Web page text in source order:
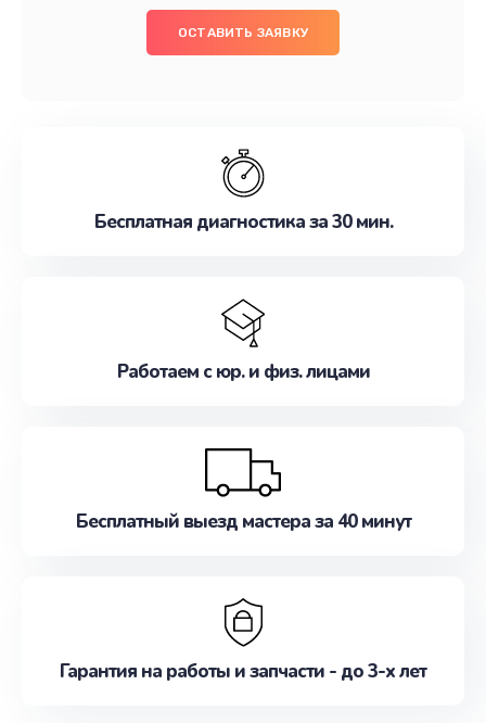
ОСТАВИТЬ ЗАЯВКУ
Бесплатная диагностика за 30 мин.
Работаем с юр. и физ. лицами
Бесплатный выезд мастера за 40 минут
Гарантия на работы и запчасти - до 3-х лет